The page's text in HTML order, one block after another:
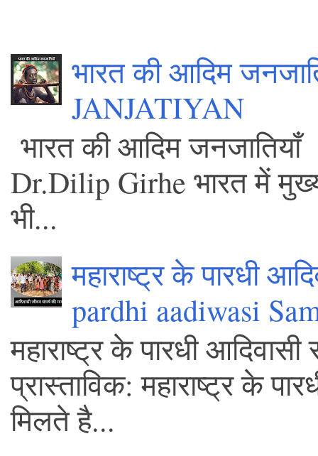
भारत की आदिम
JANJATIYAN
भारत की
Dr.Dilip Girhe भारत में
भी...
महाराष्ट्र के पारधी
pardhi aadiwasi
महाराष्ट्र के पारधी
प्रास्ताविक: महाराष्ट्र के
मिलते है...